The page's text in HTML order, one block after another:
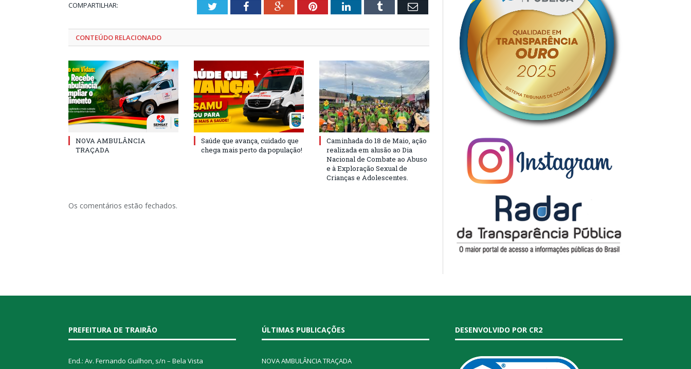
COMPARTILHAR: TwitterFacebookGoogle+PinterestLinkedInTumblr Email
CONTEÚDO RELACIONADO
NOVA AMBULÂNCIA
TRAÇADA
Saúde que avança, cuidado que
chega mais perto da população!
Caminhada do 18 de Maio, ação
realizada em alusão ao Dia
Nacional de Combate ao Abuso
e à Exploração Sexual de
Crianças e Adolescentes.
Os comentários estão fechados.
PREFEITURA DE TRAIRÃO
End.: Av. Fernando Guilhon, s/n – Bela Vista
ÚLTIMAS PUBLICAÇÕES
NOVA AMBULÂNCIA TRAÇADA
DESENVOLVIDO POR CR2